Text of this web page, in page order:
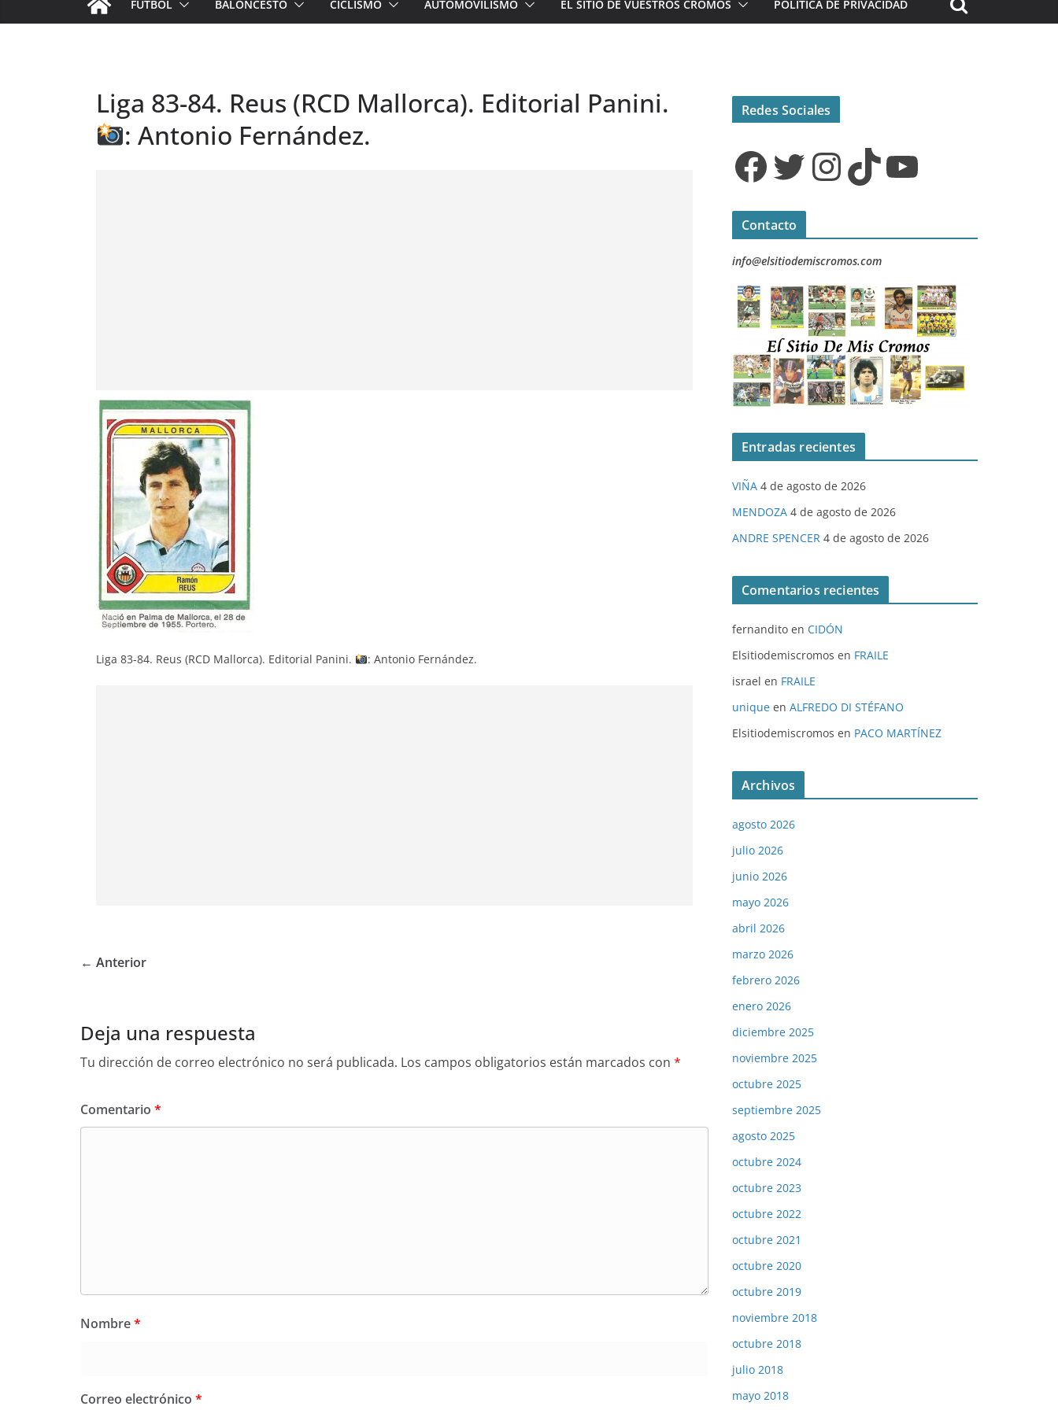
FÚTBOL BALONCESTO CICLISMO AUTOMOVILISMO EL SITIO DE VUESTROS CROMOS POLÍTICA DE PRIVACIDAD
Liga 83-84. Reus (RCD Mallorca). Editorial Panini.
: Antonio Fernández.
Liga 83-84. Reus (RCD Mallorca). Editorial Panini. : Antonio Fernández.
← Anterior
Deja una respuesta
Tu dirección de correo electrónico no será publicada. Los campos obligatorios están marcados con *
Comentario *
Nombre*
Correo electrónico *
Redes Sociales
Facebook Twitter InstagramTikTok YouTube
Contacto
info@elsitiodemiscromos.com
Entradas recientes
VIÑA 4 de agosto de 2026
MENDOZA 4 de agosto de 2026
ANDRE SPENCER 4 de agosto de 2026
Comentarios recientes
fernandito en CIDÓN
Elsitiodemiscromos en FRAILE
israel en FRAILE
unique en ALFREDO DI STÉFANO
Elsitiodemiscromos en PACO MARTÍNEZ
Archivos
agosto 2026
julio 2026
junio 2026
mayo 2026
abril 2026
marzo 2026
febrero 2026
enero 2026
diciembre 2025
noviembre 2025
octubre 2025
septiembre 2025
agosto 2025
octubre 2024
octubre 2023
octubre 2022
octubre 2021
octubre 2020
octubre 2019
noviembre 2018
octubre 2018
julio 2018
mayo 2018